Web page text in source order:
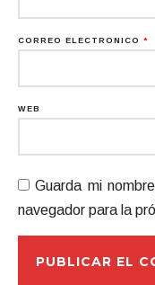
CORREO ELECTRÓNICO *
WEB
Guarda mi
navegador para la